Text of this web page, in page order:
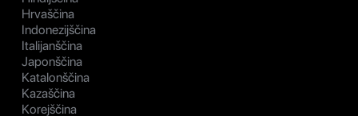
Hrvaščina
Indonezijščina
Italijanščina
Japonščina
Katalonščina
Kazaščina
Korejščina